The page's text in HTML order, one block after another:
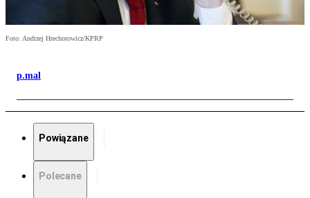
Foto: Andrzej Hrechorowicz/KPRP
p.mal
Powiązane
Polecane